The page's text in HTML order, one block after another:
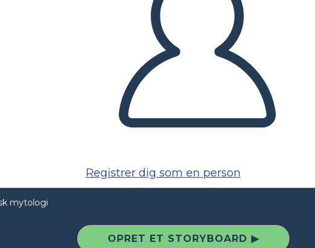
Registrer dig som en person
mytologi
OPRET ET STORYBOARD ▶